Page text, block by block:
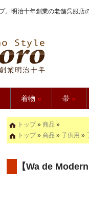
。明治十年創業の老舗呉服店
【久五郎】
着物 » 帯 »
トップ» 商品 »
トップ» 商品 » 子供用 »
【Wa de